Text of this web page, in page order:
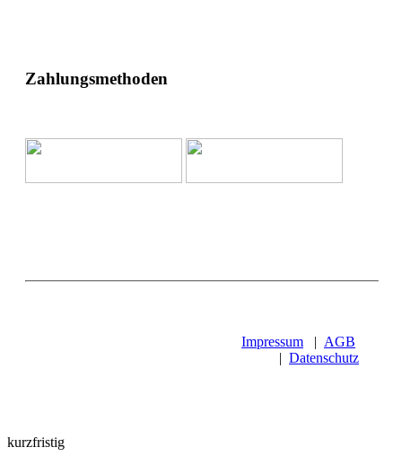
Zahlungsmethoden
Impressum | AGB
| Datenschutz
kurzfristig